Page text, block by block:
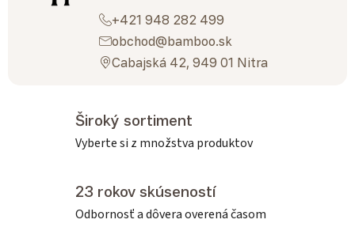
+421 948 282 499
obchod@bamboo.sk
Cabajská 42, 949 01 Nitra
Široký sortiment
Vyberte si z množstva produktov
23 rokov skúseností
Odbornosť a dôvera overená časom